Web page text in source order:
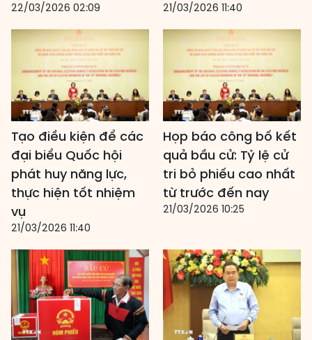
22/03/2026 02:09 21/03/2026 11:40
Tạo điều kiện để các
đại biểu Quốc hội
phát huy năng lực,
thực hiện tốt nhiệm
vụ
21/03/2026 11:40
Họp báo công bố kết
quả bầu cử: Tỷ lệ cử
tri bỏ phiếu cao nhất
từ trước đến nay
21/03/2026 10:25